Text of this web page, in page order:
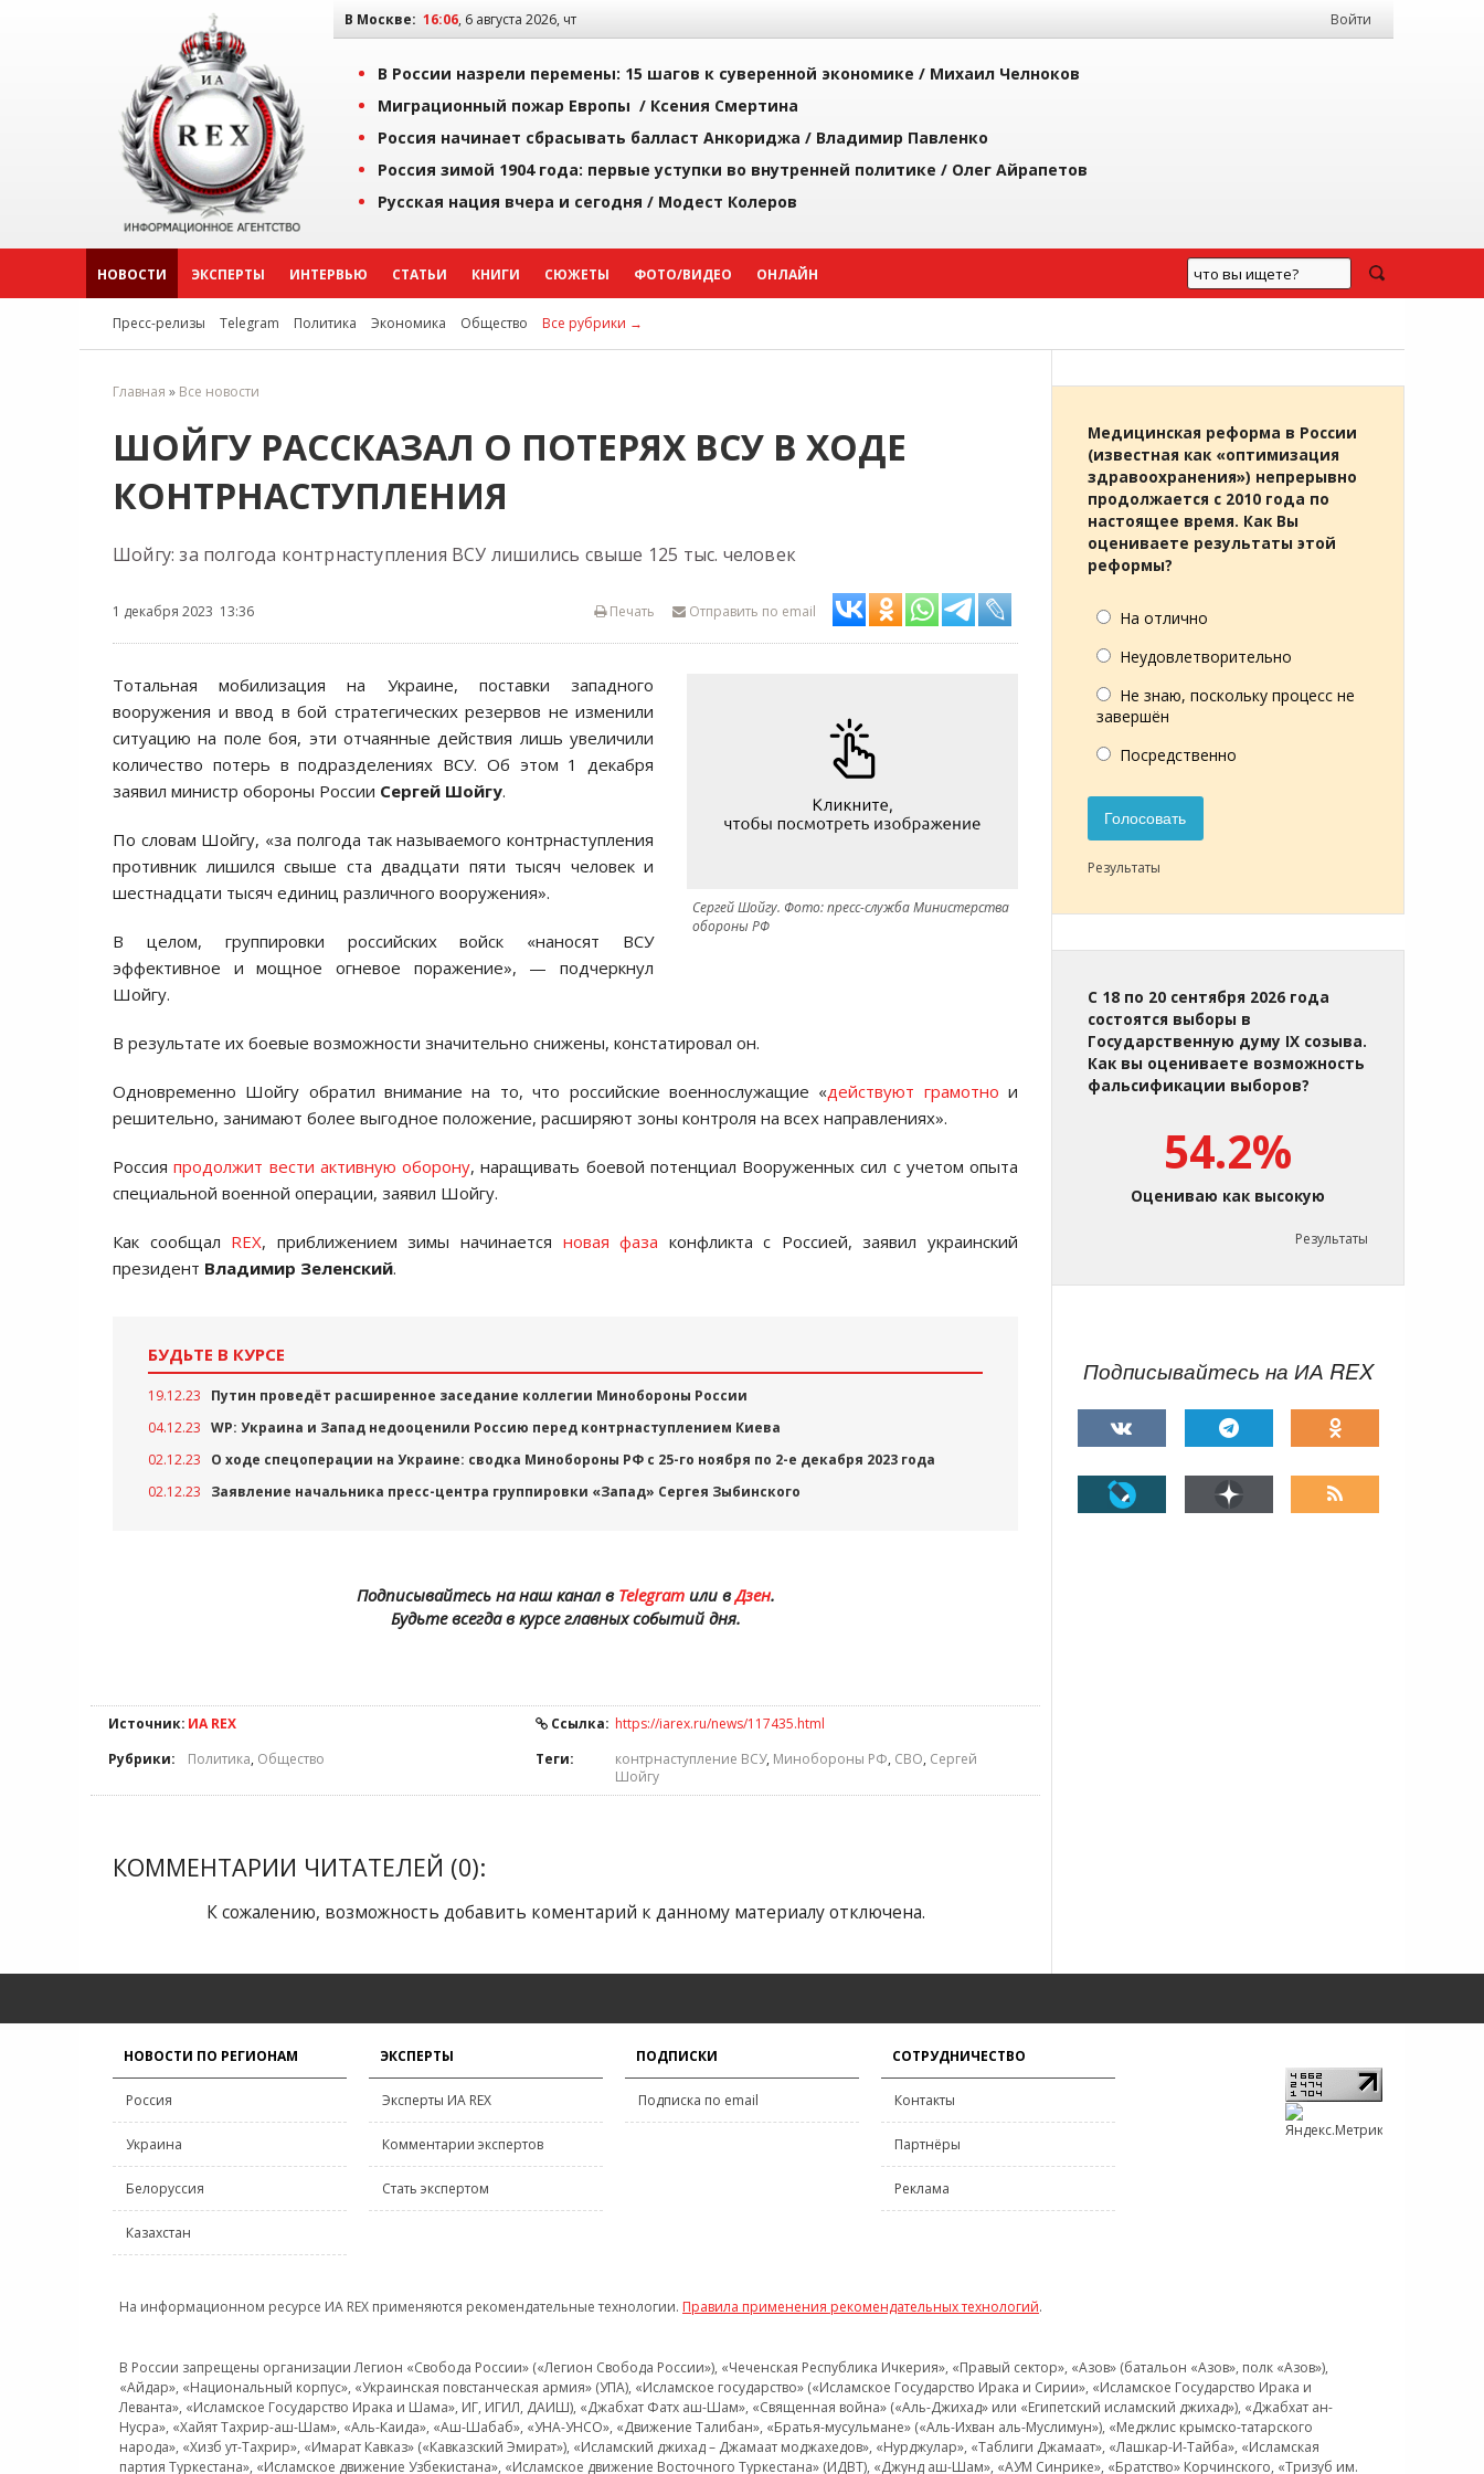
В Москве: 16:06, 6 августа 2026, чт Войти
В России назрели перемены: 15 шагов к суверенной экономике / Михаил Челноков
Миграционный пожар Европы / Ксения Смертина
Россия начинает сбрасывать балласт Анкориджа / Владимир Павленко
Россия зимой 1904 года: первые уступки во внутренней политике / Олег Айрапетов
Русская нация вчера и сегодня / Модест Колеров
НОВОСТИ ЭКСПЕРТЫ ИНТЕРВЬЮ СТАТЬИ КНИГИ СЮЖЕТЫ ФОТО/ВИДЕО ОНЛАЙН
Пресс-релизы Telegram Политика Экономика Общество Все рубрики →
Главная » Все новости
ШОЙГУ РАССКАЗАЛ О ПОТЕРЯХ ВСУ В ХОДЕ
КОНТРНАСТУПЛЕНИЯ
Шойгу: за полгода контрнаступления ВСУ лишились свыше 125 тыс. человек
1 декабря 2023 13:36 Отправить по email
Печать
Сергей Шойгу. Фото: пресс-служба Министерства
обороны РФ
Тотальная мобилизация на Украине, поставки западного
вооружения и ввод в бой стратегических резервов не изменили
ситуацию на поле боя, эти отчаянные действия лишь увеличили
количество потерь в подразделениях ВСУ. Об этом 1 декабря
заявил министр обороны России Сергей Шойгу.
По словам Шойгу, «за полгода так называемого контрнаступления
противник лишился свыше ста двадцати пяти тысяч человек и
шестнадцати тысяч единиц различного вооружения».
В целом, группировки российских войск «наносят ВСУ
эффективное и мощное огневое поражение», — подчеркнул
Шойгу.
В результате их боевые возможности значительно снижены, констатировал он.
Одновременно Шойгу обратил внимание на то, что российские военнослужащие «действуют грамотно и
решительно, занимают более выгодное положение, расширяют зоны контроля на всех направлениях».
Россияпродолжит вести активную оборону, наращивать боевой потенциал Вооруженных сил с учетом опыта
специальной военной операции, заявил Шойгу.
Как сообщал REX, приближением зимы начинается новая фаза конфликта с Россией, заявил украинский
президент Владимир Зеленский.
БУДЬТЕ В КУРСЕ
19.12.23
Путин проведёт расширенное заседание коллегии Минобороны России
04.12.23 WP: Украина и Запад недооценили Россию перед контрнаступлением Киева
02.12.23
О ходе спецоперации на Украине: сводка Минобороны РФ с 25-го ноября по 2-е декабря 2023 года
02.12.23
Заявление начальника пресс-центра группировки «Запад» Сергея Зыбинского
Подписывайтесь на наш канал в Telegramили вДзен.
Будьте всегда в курсе главных событий дня.
Источник: ИА REX Ссылка: https://iarex.ru/news/117435.html
Рубрики:
Политика, Общество Теги: контрнаступление ВСУ, Минобороны РФ, СВО, Сергей
Шойгу
КОММЕНТАРИИ ЧИТАТЕЛЕЙ (0):
К сожалению, возможность добавить коментарий к данному материалу отключена.
Медицинская реформа в России
(известная как «оптимизация
здравоохранения») непрерывно
продолжается с 2010 года по
настоящее время. Как Вы
оцениваете результаты этой
реформы?
На отлично
Неудовлетворительно
Не знаю, поскольку процесс не
завершён
Посредственно
Голосовать
Результаты
С 18 по 20 сентября 2026 года
состоятся выборы в
Государственную думу IX созыва.
Как вы оцениваете возможность
фальсификации выборов?
54.2%
Оцениваю как высокую
Результаты
Подписывайтесь на ИА REX
НОВОСТИ ПО РЕГИОНАМ
Россия
Украина
Белоруссия
Казахстан
ЭКСПЕРТЫ
Эксперты ИА REX
Комментарии экспертов
Стать экспертом
ПОДПИСКИ
Подписка по email
СОТРУДНИЧЕСТВО
Контакты
Партнёры
Реклама
На информационном ресурсе ИА REX применяются рекомендательные технологии. Правила применения рекомендательных технологий.
В России запрещены организации Легион «Свобода России» («Легион Свобода России»), «Чеченская Республика Ичкерия», «Правый сектор», «Азов» (батальон «Азов», полк «Азов»),
«Айдар», «Национальный корпус», «Украинская повстанческая армия» (УПА), «Исламское государство» («Исламское Государство Ирака и Сирии», «Исламское Государство Ирака и
Леванта», «Исламское Государство Ирака и Шама», ИГ, ИГИЛ, ДАИШ), «Джабхат Фатх аш-Шам», «Священная война» («Аль-Джихад» или «Египетский исламский джихад»), «Джабхат ан-
Нусра», «Хайят Тахрир-аш-Шам», «Аль-Каида», «Аш-Шабаб», «УНА-УНСО», «Движение Талибан», «Братья-мусульмане» («Аль-Ихван аль-Муслимун»), «Меджлис крымско-татарского
народа», «Хизб ут-Тахрир», «Имарат Кавказ» («Кавказский Эмират»), «Исламский джихад – Джамаат моджахедов», «Нурджулар», «Таблиги Джамаат», «Лашкар-И-Тайба», «Исламская
партия Туркестана», «Исламское движение Узбекистана», «Исламское движение Восточного Туркестана» (ИДВТ), «Джунд аш-Шам», «АУМ Синрике», «Братство» Корчинского, «Тризуб им.